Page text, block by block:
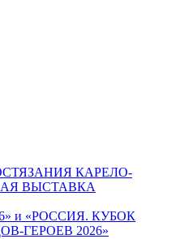
КАРЕЛО-
ВЫСТАВКА
и «РОССИЯ. КУБОК
ГЕРОЕВ 2026»